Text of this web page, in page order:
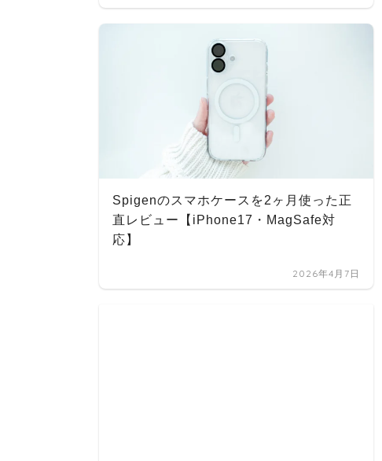
Spigenのスマホケースを2ヶ月使った正
直レビュー【iPhone17・MagSafe対
応】
2026年4月7日